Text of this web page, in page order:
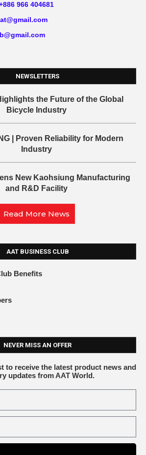
966 404681
NEWSLETTERS
the Future of the Global
Bicycle Industry
| Proven Reliability for Modern
Industry
New Kaohsiung Manufacturing
and R&D Facility
Read More News
AAT BUSINESS CLUB
Benefits
NEVER MISS AN OFFER
to receive the latest product news and
updates from AAT World.